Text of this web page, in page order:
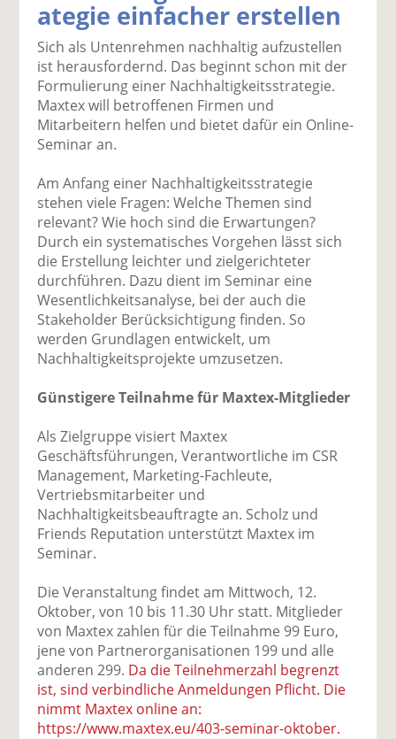
k
el
a
uf
F
ac
e
o
k
te
il
e
n
k
t
wi
tt
er
n
k
el
a
uf
Li
n
k
n
te
il
e
n
k
el
p
er
E
m
ai
n
d
D
ru
n
ategie einfacher erstellen
Sich als Untenrehmen nachhaltig aufzustellen
ist herausfordernd. Das beginnt schon mit der
Formulierung einer Nachhaltigkeitsstrategie.
Maxtex will betroffenen Firmen und
Mitarbeitern helfen und bietet dafür ein Online-
Seminar an.
Am Anfang einer Nachhaltigkeitsstrategie
stehen viele Fragen: Welche Themen sind
relevant? Wie hoch sind die Erwartungen?
Durch ein systematisches Vorgehen lässt sich
die Erstellung leichter und zielgerichteter
durchführen. Dazu dient im Seminar eine
Wesentlichkeitsanalyse, bei der auch die
Stakeholder Berücksichtigung finden. So
werden Grundlagen entwickelt, um
Nachhaltigkeitsprojekte umzusetzen.
Günstigere Teilnahme für Maxtex-Mitglieder
Als Zielgruppe visiert Maxtex
Geschäftsführungen, Verantwortliche im CSR
Management, Marketing-Fachleute,
Vertriebsmitarbeiter und
Nachhaltigkeitsbeauftragte an. Scholz und
Friends Reputation unterstützt Maxtex im
Seminar.
Die Veranstaltung findet am Mittwoch, 12.
Oktober, von 10 bis 11.30 Uhr statt. Mitglieder
von Maxtex zahlen für die Teilnahme 99 Euro,
jene von Partnerorganisationen 199 und alle
anderen 299. Da die Teilnehmerzahl begrenzt
ist, sind verbindliche Anmeldungen Pflicht. Die
nimmt Maxtex online an:
https://www.maxtex.eu/403-seminar-oktober.